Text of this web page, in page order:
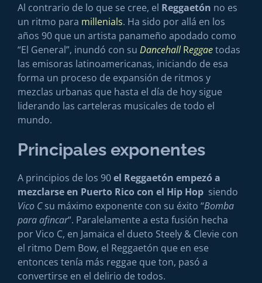
Al contrario de lo que se cree, el Reggaetón no es
un ritmo para millenials. Ha sido por allá en los
años 90 que un artista panameño apodado como
“El General”, inundó con su DancehallReggaetodas
las emisoras latinoamericanas, iniciando de esa
forma un proceso de expansión de ritmos y
mezclas urbanas que hasta el día de hoy sigue
liderando las carteleras musicales de todo el
mundo.
Principales exponentes
A principios de los 90el Reggaetón empezó a
mezclarse en Puerto Rico con el Hip Hop siendo
Vico Csu máximo exponente con su éxito “Bomba
para afincar“. Paralelamente a esta fusión hecha
por Vico C, en Jamaica el dueto Steely & Clevie con
el ritmo Dem Bow, el Reggaetón que en ese
entonces tenía más reggae que ton, pasó a
convertirse en el delirio de todos.